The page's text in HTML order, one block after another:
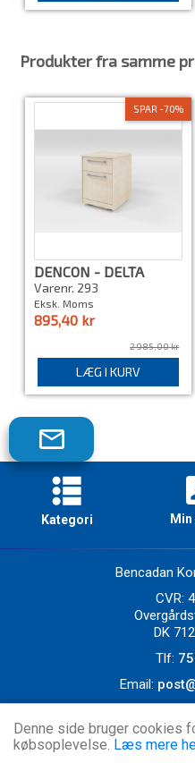
Produkter fra samme
SPAR -70%
DENCON - DELTA
KABINET
Varenr. 293
Eksk. Moms
895,40 kr
2 985,00 kr
LÆG I KURV
Tilmeld
dig
vores
nyhedsbrev!
Kategori
Bencadan
CVR:
DK
Tlf:
Email:
Copyright 2021 © Bencadan
Denne side bruger cookies
købsoplevelse. Læs mere